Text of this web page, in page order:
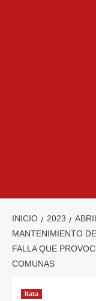
INICIO 2023
MANTENIMIENTO
FALLA QUE
COMUNAS
Itata